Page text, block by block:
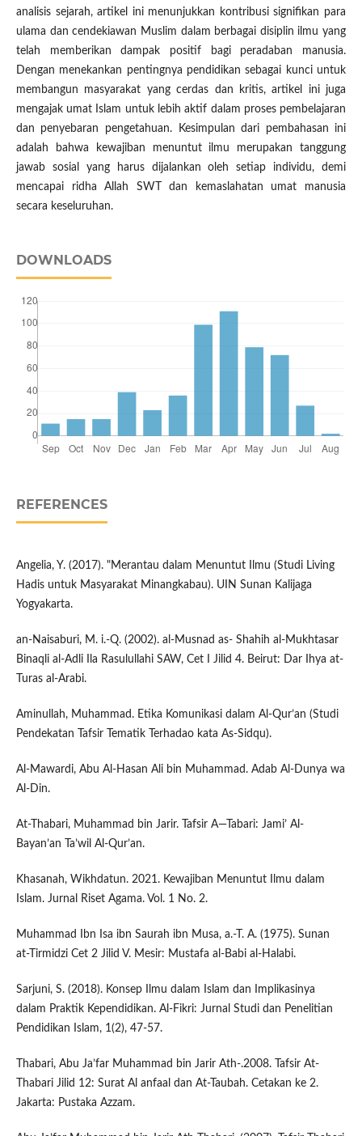
analisis sejarah, artikel ini menunjukkan kontribusi signifikan para
ulama dan cendekiawan Muslim dalam berbagai disiplin ilmu yang
telah memberikan dampak positif bagi peradaban manusia.
Dengan menekankan pentingnya pendidikan sebagai kunci untuk
membangun masyarakat yang cerdas dan kritis, artikel ini juga
mengajak umat Islam untuk lebih aktif dalam proses pembelajaran
dan penyebaran pengetahuan. Kesimpulan dari pembahasan ini
adalah bahwa kewajiban menuntut ilmu merupakan tanggung
jawab sosial yang harus dijalankan oleh setiap individu, demi
mencapai ridha Allah SWT dan kemaslahatan umat manusia
secara keseluruhan.
DOWNLOADS
REFERENCES
Angelia, Y. (2017). "Merantau dalam Menuntut Ilmu (Studi Living
Hadis untuk Masyarakat Minangkabau). UIN Sunan Kalijaga
Yogyakarta.
an-Naisaburi, M. i.-Q. (2002). al-Musnad as- Shahih al-Mukhtasar
Binaqli al-Adli Ila Rasulullahi SAW, Cet I Jilid 4. Beirut: Dar Ihya at-
Turas al-Arabi.
Aminullah, Muhammad. Etika Komunikasi dalam Al-Qur’an (Studi
Pendekatan Tafsir Tematik Terhadao kata As-Sidqu).
Al-Mawardi, Abu Al-Hasan Ali bin Muhammad. Adab Al-Dunya wa
Al-Din.
At-Thabari, Muhammad bin Jarir. Tafsir A—Tabari: Jami’ Al-
Bayan’an Ta’wil Al-Qur’an.
Khasanah, Wikhdatun. 2021. Kewajiban Menuntut Ilmu dalam
Islam. Jurnal Riset Agama. Vol. 1 No. 2.
Muhammad Ibn Isa ibn Saurah ibn Musa, a.-T. A. (1975). Sunan
at-Tirmidzi Cet 2 Jilid V. Mesir: Mustafa al-Babi al-Halabi.
Sarjuni, S. (2018). Konsep Ilmu dalam Islam dan Implikasinya
dalam Praktik Kependidikan. Al-Fikri: Jurnal Studi dan Penelitian
Pendidikan Islam, 1(2), 47-57.
Thabari, Abu Ja’far Muhammad bin Jarir Ath-.2008. Tafsir At-
Thabari Jilid 12: Surat Al anfaal dan At-Taubah. Cetakan ke 2.
Jakarta: Pustaka Azzam.